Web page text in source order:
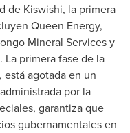
de Kiswishi, la primera
Queen Energy,
Mineral Services y
primera fase de la
agotada en un
por la
garantiza que
gubernamentales en